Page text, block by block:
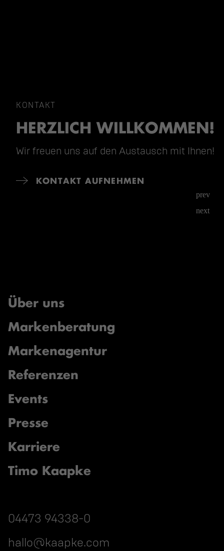
KONTAKT
HERZLICH WILLKOMMEN!
Wir freuen uns auf den Austausch mit Ihnen!
KONTAKT AUFNEHMEN
prev
next
Über uns
Markenberatung
Markenagentur
Referenzen
Events
Presse
Karriere
Timo Kaapke
04473 94338-0
hallo@kaapke.com